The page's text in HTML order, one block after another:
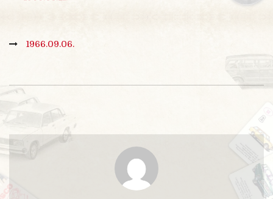
1966.09.06.